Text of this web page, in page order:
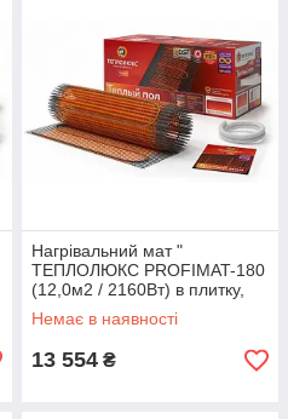
Нагрівальний мат "
ТЕПЛОЛЮКС PROFIMAT-180
(12,0м2 / 2160Вт) в плитку,
тепла підлога електричний
Теплолюкс профі
Немає в наявності
13 554 ₴